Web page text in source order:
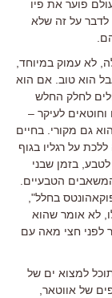
פוער את פיו
לדבר על זה שלא
לא עמוק במיוחד,
הוא טוב. אם הוא
לחלק החלש
לעיקר –
גם מקורי. בחיים
על רגליו בגוף
בזמן שבני
הטבעיים.
בחלל",
לא אומר שהוא
לפני חצי מאה עם
למצוא ים של
של אווטאר,